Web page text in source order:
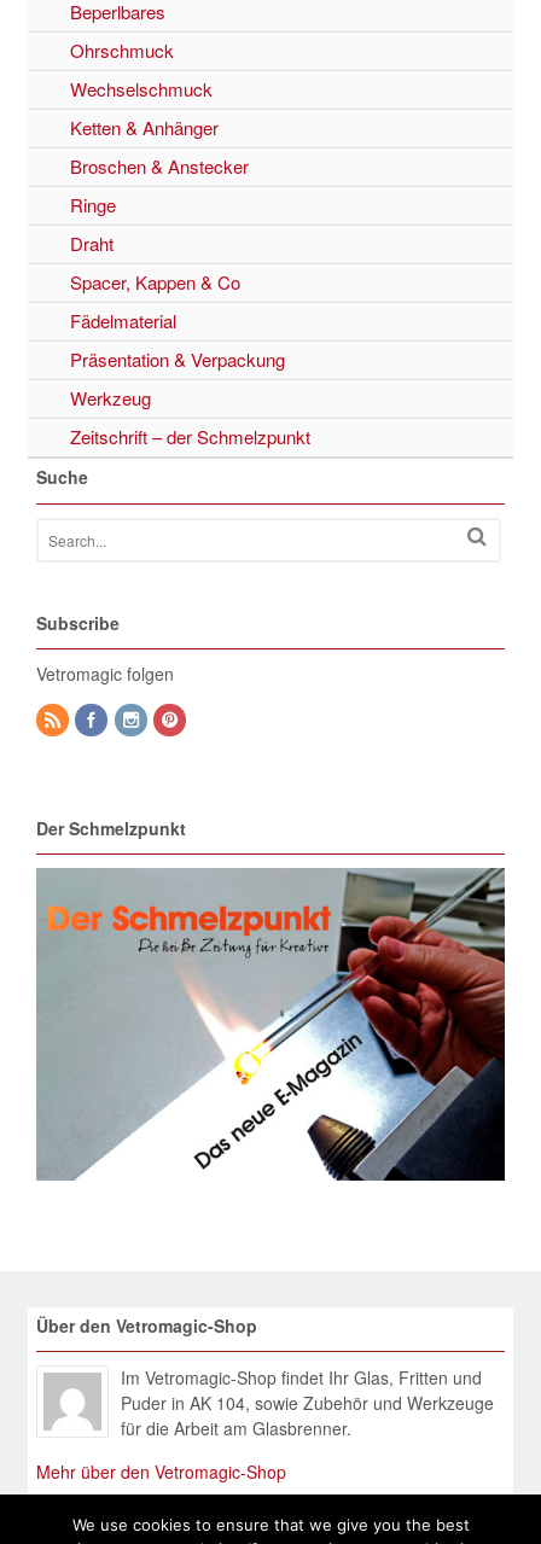
Beperlbares
Ohrschmuck
Wechselschmuck
Ketten & Anhänger
Broschen & Anstecker
Ringe
Draht
Spacer, Kappen & Co
Fädelmaterial
Präsentation & Verpackung
Werkzeug
Zeitschrift – der Schmelzpunkt
Suche
Subscribe
Vetromagic folgen
Der Schmelzpunkt
Über den Vetromagic-Shop
Im Vetromagic-Shop findet Ihr Glas, Fritten und
Puder in AK 104, sowie Zubehör und Werkzeuge
für die Arbeit am Glasbrenner.
Mehr über den Vetromagic-Shop
We use cookies to ensure that we give you the best